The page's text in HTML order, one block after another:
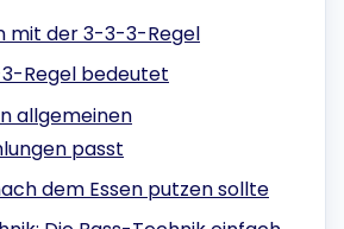
mit der 3-3-3-Regel
Regel bedeutet
allgemeinen
passt
dem Essen putzen sollte